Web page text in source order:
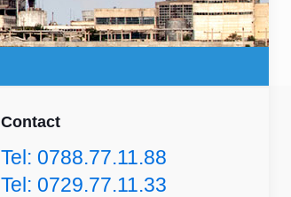
Contact
Tel: 0788.77.11.88
Tel: 0729.77.11.33